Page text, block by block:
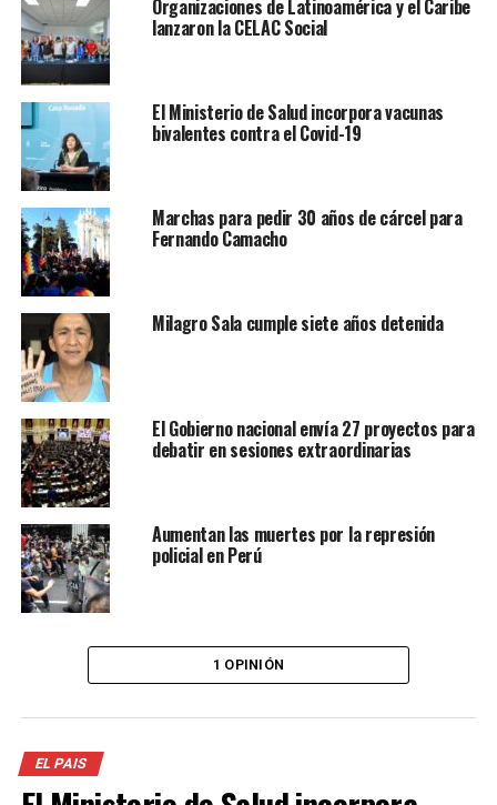
Organizaciones de Latinoamérica y el Caribe
lanzaron la CELAC Social
El Ministerio de Salud incorpora vacunas
bivalentes contra el Covid-19
Marchas para pedir 30 años de cárcel para
Fernando Camacho
Milagro Sala cumple siete años detenida
El Gobierno nacional envía 27 proyectos para
debatir en sesiones extraordinarias
Aumentan las muertes por la represión
policial en Perú
1 OPINIÓN
EL PAIS